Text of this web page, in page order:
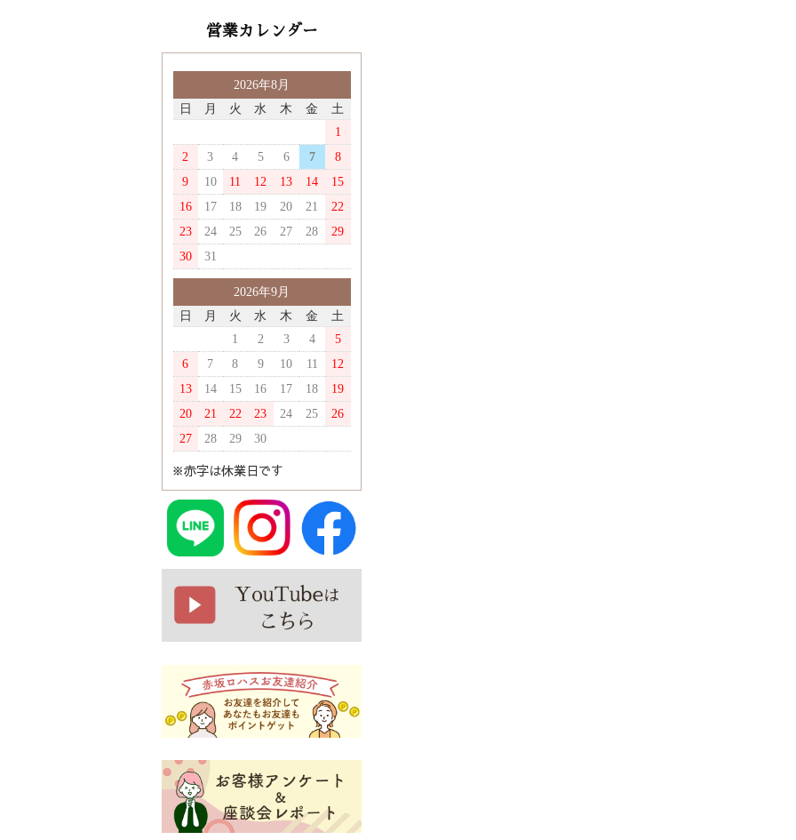
営業カレンダー
2026年8月
日
月 火 水 木 金
土
1
2
3 4 5 6 7
8
9
10 11 12 13 14
15
16
17 18 19 20 21
22
23
24 25 26 27 28
29
30
31
2026年9月
日
月 火 水 木 金
土
1
2 3 4
5
6
7 8 9 10 11
12
13
14 15 16 17 18
19
20
21 22 23 24 25
26
27
28 29 30
※赤字は休業日です